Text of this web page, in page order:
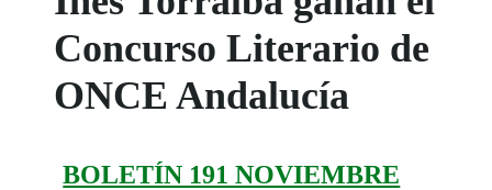
Concurso Literario de
ONCE Andalucía
BOLETÍN 191 NOVIEMBRE